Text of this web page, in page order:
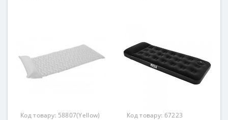
Возраст
от 3 лет
От 3-х лет
Материал
Код товару: 58807(Yellow)
Код товару: 67223